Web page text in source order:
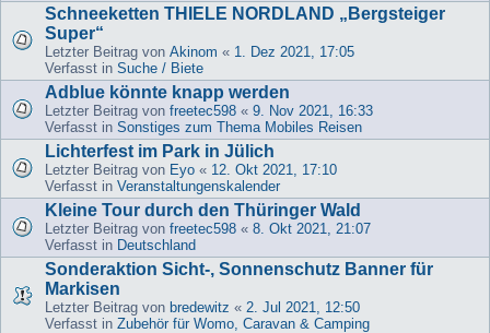
Schneeketten THIELE NORDLAND „Bergsteiger
Super“
Letzter Beitrag von Akinom « 1. Dez 2021, 17:05
Verfasst in Suche / Biete
Adblue könnte knapp werden
Letzter Beitrag von freetec598 « 9. Nov 2021, 16:33
Verfasst in Sonstiges zum Thema Mobiles Reisen
Lichterfest im Park in Jülich
Letzter Beitrag von Eyo « 12. Okt 2021, 17:10
Verfasst in Veranstaltungenskalender
Kleine Tour durch den Thüringer Wald
Letzter Beitrag von freetec598 « 8. Okt 2021, 21:07
Verfasst in Deutschland
Sonderaktion Sicht-, Sonnenschutz Banner für
Markisen
Letzter Beitrag von bredewitz « 2. Jul 2021, 12:50
Verfasst in Zubehör für Womo, Caravan & Camping